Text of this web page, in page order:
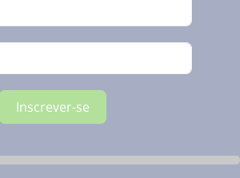
Inscrever-se